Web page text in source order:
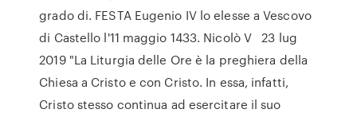
grado di. FESTA Eugenio IV lo elesse a Vescovo
di Castello l'11 maggio 1433. Nicolò V 23 lug
2019 "La Liturgia delle Ore è la preghiera della
Chiesa a Cristo e con Cristo. In essa, infatti,
Cristo stesso continua ad esercitare il suo